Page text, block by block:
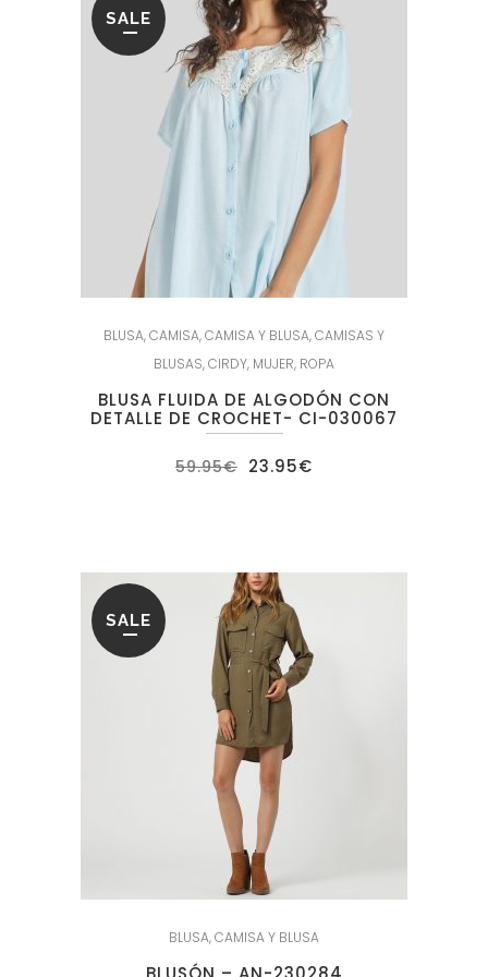
SALE
BLUSA,CAMISA,CAMISA Y BLUSA,CAMISAS Y
BLUSAS,CIRDY, MUJER, ROPA
BLUSA FLUIDA DE ALGODÓN CON
DETALLE DE CROCHET- CI-030067
59.95€ El
precio
23.95€
SALE
BLUSA,CAMISA Y BLUSA